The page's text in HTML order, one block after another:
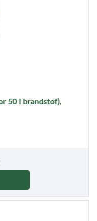
50 l brandstof),